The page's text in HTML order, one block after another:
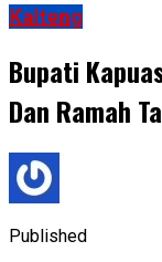
Kalteng
Bupati
Dan Ramah
Published